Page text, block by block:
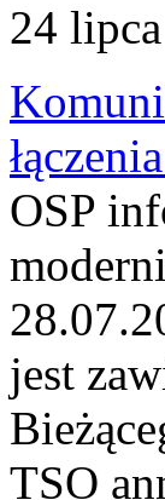
24
OSP
jest
TSO